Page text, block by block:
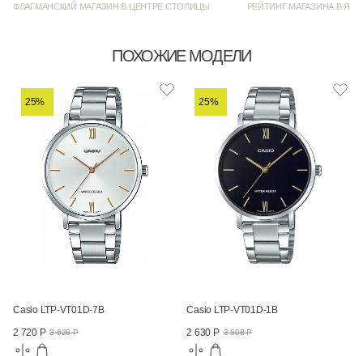
ФЛАГМАНСКИЙ МАГАЗИН В ЦЕНТРЕ СТОЛИЦЫ РЕЙТИНГ МАГАЗИНА В
ПОХОЖИЕ МОДЕЛИ
25%
Casio LTP-VT01D-7B
2 720 Р 3 628 Р
25%
Casio LTP-VT01D-1B
2 630 Р 3 508 Р